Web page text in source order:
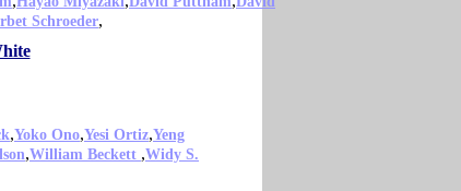
Schroeder,
,Yoko Ono,Yesi Ortiz,Yeng
,William Beckett ,Widy S.